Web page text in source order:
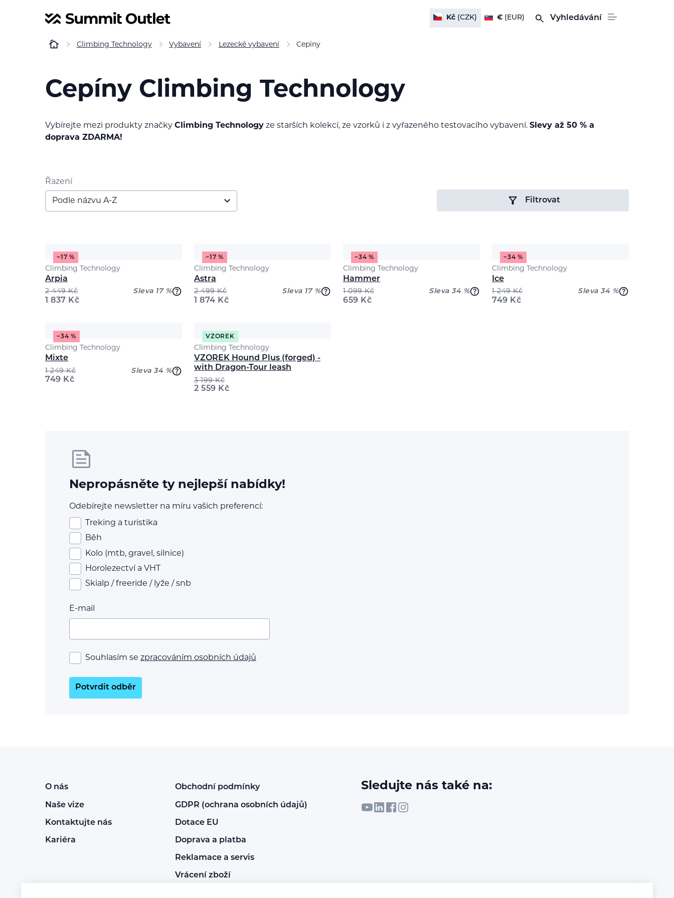
Kč(CZK) € (EUR) Vyhledávání
Climbing Technology Vybavení Lezecké vybavení Cepíny
Cepíny Climbing Technology
Vybírejte mezi produkty značky Climbing Technology ze starších kolekcí, ze vzorků i z vyřazeného testovacího vybavení. Slevy až 50 % a
doprava ZDARMA!
Řazení
Podle názvu A-Z Filtrovat
−17 %
Climbing Technology
Arpia
2 449Kč Sleva 17 %
1 837 Kč
−17 %
Climbing Technology
Astra
2 499Kč Sleva 17 %
1 874 Kč
−34 %
Climbing Technology
Hammer
1 099Kč Sleva 34 %
659 Kč
−34 %
Climbing Technology
Ice
1 249Kč Sleva 34 %
749 Kč
−34 %
Climbing Technology
Mixte
1 249Kč Sleva 34 %
749 Kč
VZOREK
Climbing Technology
VZOREK Hound Plus (forged) -
with Dragon-Tour leash
3 199Kč
2 559 Kč
Nepropásněte ty nejlepší nabídky!
Odebírejte newsletter na míru vašich preferencí:
Treking a turistika
Běh
Kolo (mtb, gravel, silnice)
Horolezectví a VHT
Skialp / freeride / lyže / snb
E-mail
Souhlasím se zpracováním osobních údajů
Potvrdit odběr
O nás
Naše vize
Kontaktujte nás
Kariéra
Obchodní podmínky
GDPR (ochrana osobních údajů)
Dotace EU
Doprava a platba
Reklamace a servis
Vrácení zboží
Sledujte nás také na: